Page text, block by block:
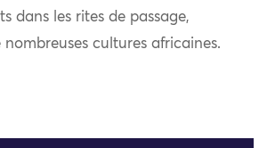
dans les rites de passage,
cultures africaines.